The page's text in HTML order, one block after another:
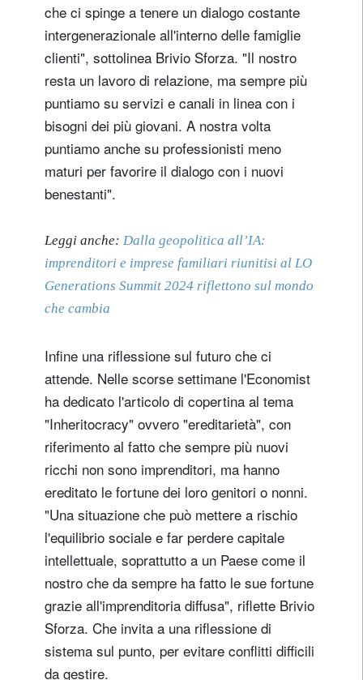
che ci spinge a tenere un dialogo costante
intergenerazionale all'interno delle famiglie
clienti", sottolinea Brivio Sforza. "Il nostro
resta un lavoro di relazione, ma sempre più
puntiamo su servizi e canali in linea con i
bisogni dei più giovani. A nostra volta
puntiamo anche su professionisti meno
maturi per favorire il dialogo con i nuovi
benestanti".
Leggi anche: Dalla geopolitica all’IA:
imprenditori e imprese familiari riunitisi al LO
Generations Summit 2024 riflettono sul mondo
che cambia
Infine una riflessione sul futuro che ci
attende. Nelle scorse settimane l'Economist
ha dedicato l'articolo di copertina al tema
"Inheritocracy" ovvero "ereditarietà", con
riferimento al fatto che sempre più nuovi
ricchi non sono imprenditori, ma hanno
ereditato le fortune dei loro genitori o nonni.
"Una situazione che può mettere a rischio
l'equilibrio sociale e far perdere capitale
intellettuale, soprattutto a un Paese come il
nostro che da sempre ha fatto le sue fortune
grazie all'imprenditoria diffusa", riflette Brivio
Sforza. Che invita a una riflessione di
sistema sul punto, per evitare conflitti difficili
da gestire.